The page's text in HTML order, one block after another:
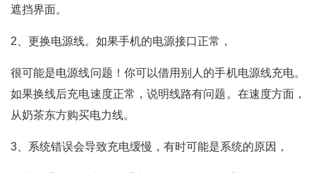
遮挡界面。
2、更换电源线。如果手机的电源接口正常，
很可能是电源线问题！你可以借用别人的手机电源线充电。
如果换线后充电速度正常，说明线路有问题。在速度方面，
从奶茶东方购买电力线。
3、系统错误会导致充电缓慢，有时可能是系统的原因，